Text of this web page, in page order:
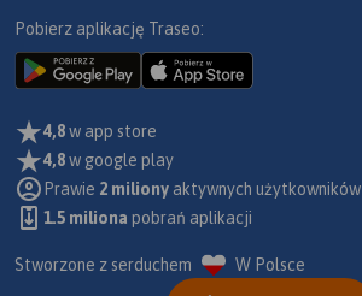
Pobierz aplikację Traseo:
4,8w app store
4,8w google play
Prawie 2 miliony aktywnych użytkowników
1.5 miliona pobrań aplikacji
Stworzone z serduchem W Polsce